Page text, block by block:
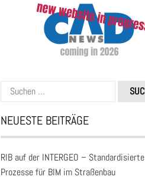
Suchen
nach:
NEUESTE BEITRÄGE
RIB auf der INTERGEO – Standardisierte
Prozesse für BIM im Straßenbau